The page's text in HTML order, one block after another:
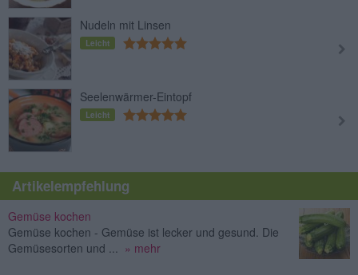
Nudeln mit Linsen
Leicht
Seelenwärmer-Eintopf
Leicht
Artikelempfehlung
Gemüse kochen
Gemüse kochen - Gemüse ist lecker und gesund. Die
Gemüsesorten und ... » mehr